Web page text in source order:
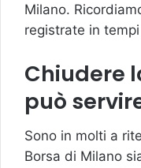
Milano.
registrate in tempi
Chiudere
può
Sono in molti a
Borsa di Milano